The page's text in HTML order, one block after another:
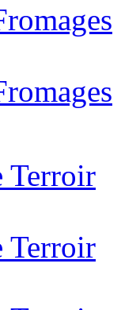
Terroir
Terroir